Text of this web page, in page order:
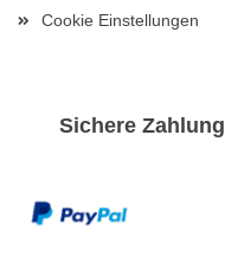
Cookie Einstellungen
Sichere Zahlung